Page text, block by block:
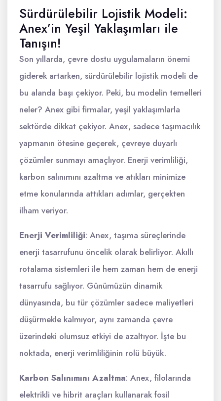
Sürdürülebilir Lojistik Modeli:
Anex’in Yeşil Yaklaşımları ile
Tanışın!
Son yıllarda, çevre dostu uygulamaların önemi
giderek artarken, sürdürülebilir lojistik modeli de
bu alanda başı çekiyor. Peki, bu modelin temelleri
neler? Anex gibi firmalar, yeşil yaklaşımlarla
sektörde dikkat çekiyor. Anex, sadece taşımacılık
yapmanın ötesine geçerek, çevreye duyarlı
çözümler sunmayı amaçlıyor. Enerji verimliliği,
karbon salınımını azaltma ve atıkları minimize
etme konularında attıkları adımlar, gerçekten
ilham veriyor.
Enerji Verimliliği: Anex, taşıma süreçlerinde
enerji tasarrufunu öncelik olarak belirliyor. Akıllı
rotalama sistemleri ile hem zaman hem de enerji
tasarrufu sağlıyor. Günümüzün dinamik
dünyasında, bu tür çözümler sadece maliyetleri
düşürmekle kalmıyor, aynı zamanda çevre
üzerindeki olumsuz etkiyi de azaltıyor. İşte bu
noktada, enerji verimliliğinin rolü büyük.
Karbon Salınımını Azaltma: Anex, filolarında
elektrikli ve hibrit araçları kullanarak fosil